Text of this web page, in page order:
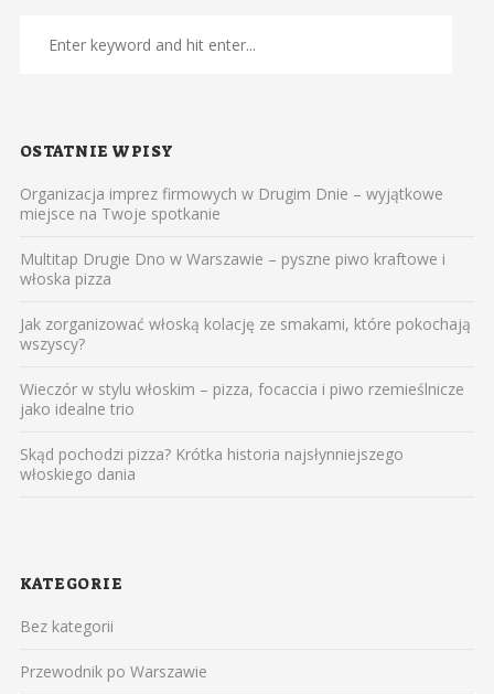
OSTATNIE WPISY
Organizacja imprez firmowych w Drugim Dnie – wyjątkowe
miejsce na Twoje spotkanie
Multitap Drugie Dno w Warszawie – pyszne piwo kraftowe i
włoska pizza
Jak zorganizować włoską kolację ze smakami, które pokochają
wszyscy?
Wieczór w stylu włoskim – pizza, focaccia i piwo rzemieślnicze
jako idealne trio
Skąd pochodzi pizza? Krótka historia najsłynniejszego
włoskiego dania
KATEGORIE
Bez kategorii
Przewodnik po Warszawie